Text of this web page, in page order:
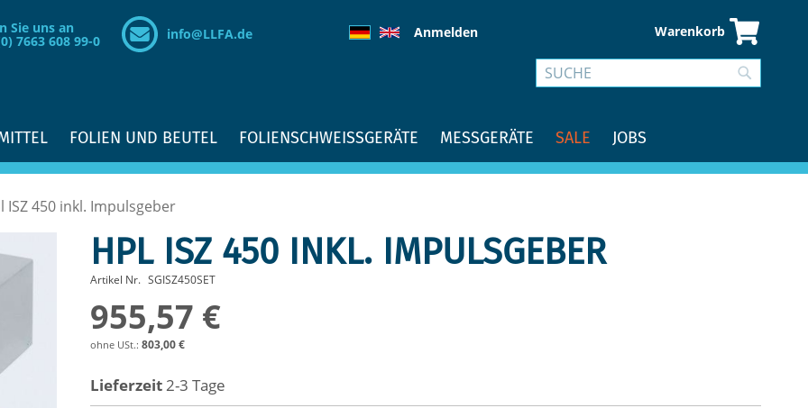
Anmelden Warenkorb
Suche
Sie uns an
7663 608 99-0 info@LLFA.de
FOLIEN UND BEUTEL FOLIENSCHWEISSGERÄTE MESSGERÄTE SALE JOBS
ISZ 450 inkl. Impulsgeber
HPL ISZ 450 INKL. IMPULSGEBER
Artikel Nr. SGISZ450SET
955,57 €
803,00 €
Lieferzeit2-3 Tage